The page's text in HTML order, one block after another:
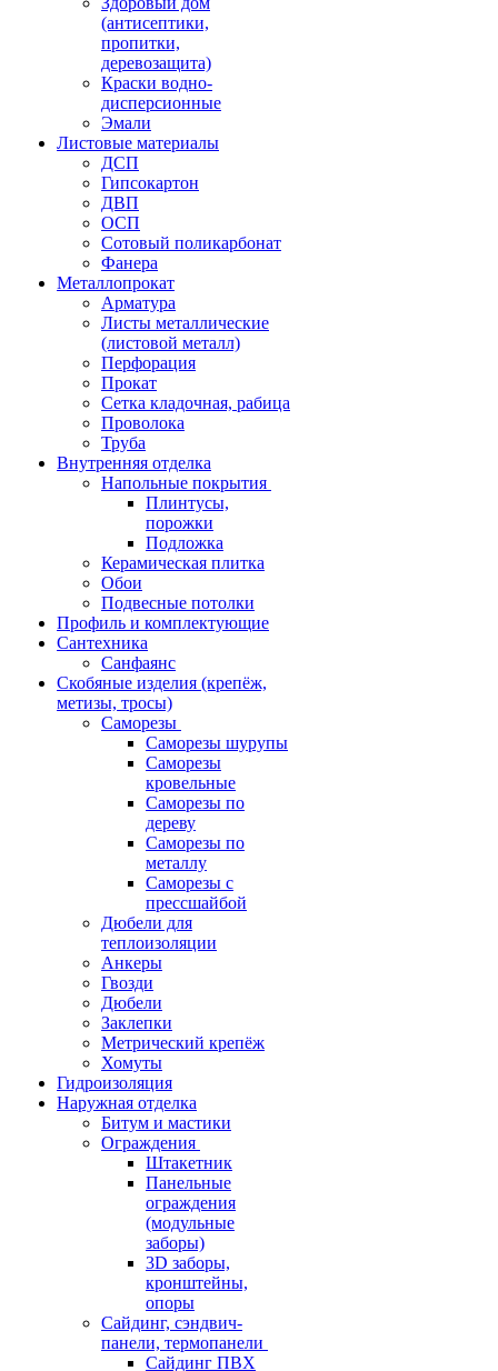
(антисептики,
пропитки,
деревозащита)
Краски водно-
дисперсионные
Эмали
Листовые материалы
ДСП
Гипсокартон
ДВП
ОСП
Сотовый поликарбонат
Фанера
Металлопрокат
Арматура
Листы металлические
(листовой металл)
Перфорация
Прокат
Сетка кладочная, рабица
Проволока
Труба
Внутренняя отделка
Напольные покрытия
Плинтусы,
порожки
Подложка
Керамическая плитка
Обои
Подвесные потолки
Профиль и комплектующие
Сантехника
Санфаянс
Скобяные изделия (крепёж,
метизы, тросы)
Саморезы
Саморезы шурупы
Саморезы
кровельные
Саморезы по
дереву
Саморезы по
металлу
Саморезы с
прессшайбой
Дюбели для
теплоизоляции
Анкеры
Гвозди
Дюбели
Заклепки
Метрический крепёж
Хомуты
Гидроизоляция
Наружная отделка
Битум и мастики
Ограждения
Штакетник
Панельные
ограждения
(модульные
заборы)
3D заборы,
кронштейны,
опоры
Cайдинг, сэндвич-
панели, термопанели
Сайдинг ПВХ